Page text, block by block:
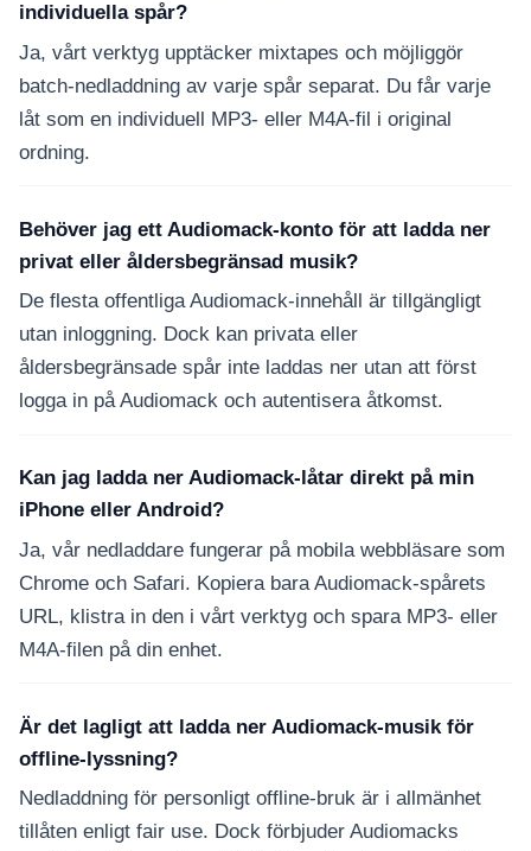
individuella spår?
Ja, vårt verktyg upptäcker mixtapes och möjliggör
batch-nedladdning av varje spår separat. Du får varje
låt som en individuell MP3- eller M4A-fil i original
ordning.
Behöver jag ett Audiomack-konto för att ladda ner
privat eller åldersbegränsad musik?
De flesta offentliga Audiomack-innehåll är tillgängligt
utan inloggning. Dock kan privata eller
åldersbegränsade spår inte laddas ner utan att först
logga in på Audiomack och autentisera åtkomst.
Kan jag ladda ner Audiomack-låtar direkt på min
iPhone eller Android?
Ja, vår nedladdare fungerar på mobila webbläsare som
Chrome och Safari. Kopiera bara Audiomack-spårets
URL, klistra in den i vårt verktyg och spara MP3- eller
M4A-filen på din enhet.
Är det lagligt att ladda ner Audiomack-musik för
offline-lyssning?
Nedladdning för personligt offline-bruk är i allmänhet
tillåten enligt fair use. Dock förbjuder Audiomacks